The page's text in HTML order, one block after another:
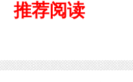
推荐阅读